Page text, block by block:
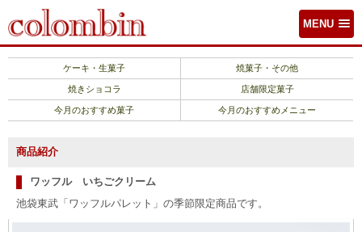
MENU
ケーキ・生菓子 焼菓子・その他
焼きショコラ 店舗限定菓子
今月のおすすめ菓子 今月のおすすめメニュー
商品紹介
ワッフル いちごクリーム
池袋東武「ワッフルパレット」の季節限定商品です。